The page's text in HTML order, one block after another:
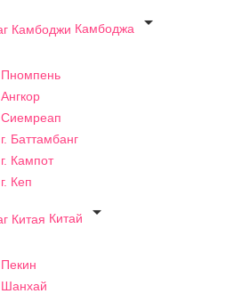
Камбоджа

Пномпень
Ангкор
Сиемреап
г. Баттамбанг
г. Кампот
г. Кеп
Китай

Пекин
Шанхай